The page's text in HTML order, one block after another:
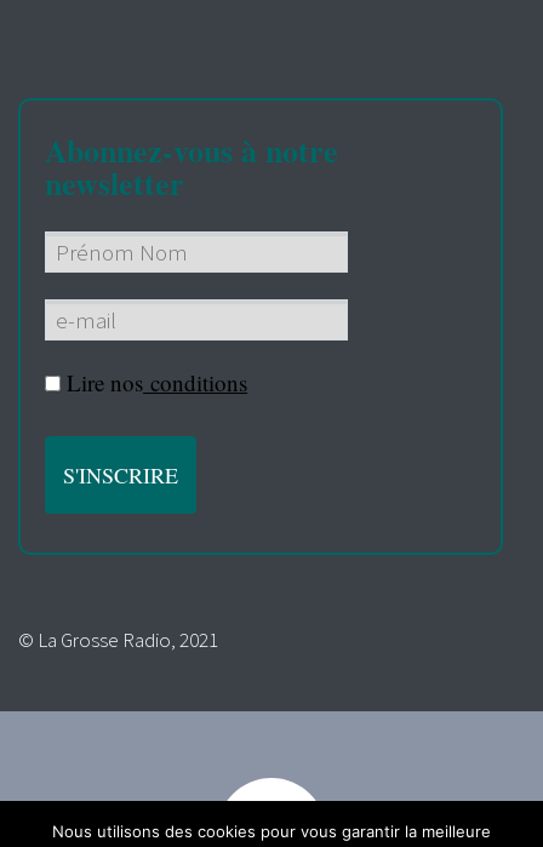
Abonnez-vous à notre
newsletter
Lire nos conditions
© La Grosse Radio, 2021
Nous utilisons des cookies pour vous garantir la meilleure